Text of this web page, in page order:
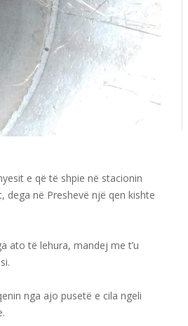
e që të shpie në stacionin
në Preshevë një qen kishte
ato të lehura, mandej me t’u
nga ajo pusetë e cila ngeli